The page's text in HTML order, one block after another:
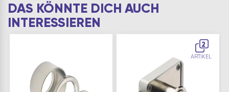
DAS KÖNNTE DICH AUCH
INTERESSIEREN
2
ARTIKEL